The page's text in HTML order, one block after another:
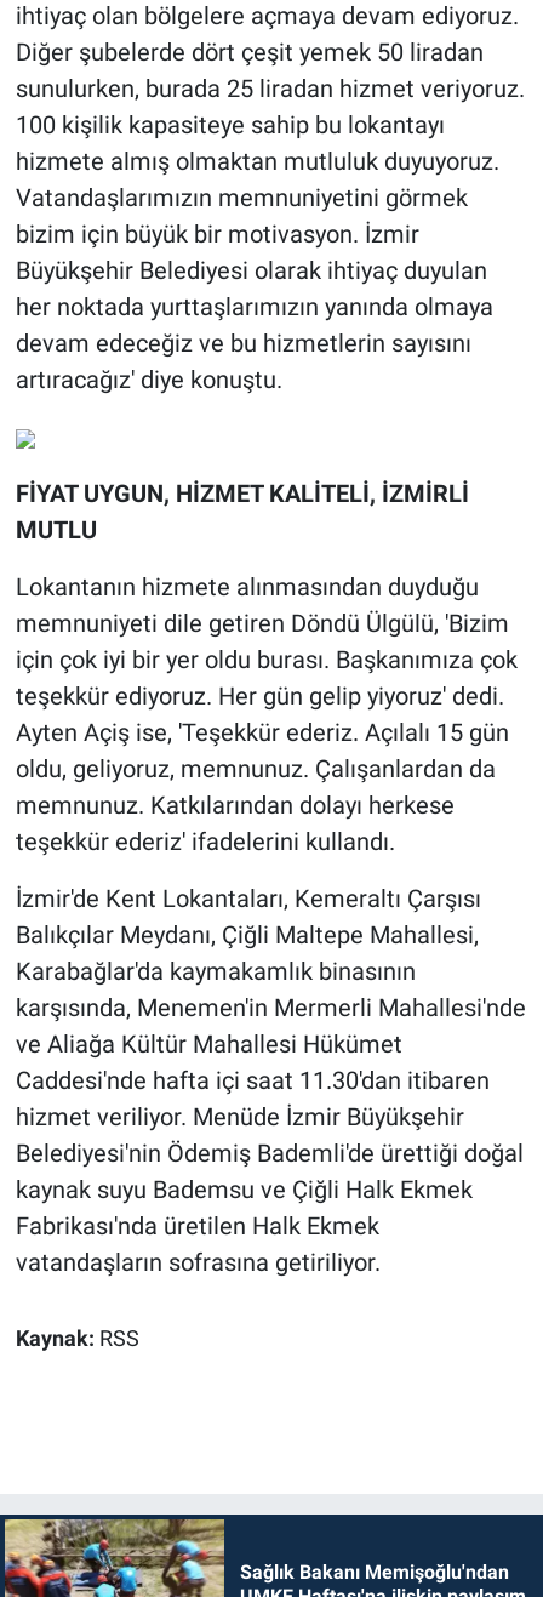
ihtiyaç olan bölgelere açmaya devam ediyoruz.
Diğer şubelerde dört çeşit yemek 50 liradan
sunulurken, burada 25 liradan hizmet veriyoruz.
100 kişilik kapasiteye sahip bu lokantayı
hizmete almış olmaktan mutluluk duyuyoruz.
Vatandaşlarımızın memnuniyetini görmek
bizim için büyük bir motivasyon. İzmir
Büyükşehir Belediyesi olarak ihtiyaç duyulan
her noktada yurttaşlarımızın yanında olmaya
devam edeceğiz ve bu hizmetlerin sayısını
artıracağız' diye konuştu.
FİYAT UYGUN, HİZMET KALİTELİ, İZMİRLİ
MUTLU
Lokantanın hizmete alınmasından duyduğu
memnuniyeti dile getiren Döndü Ülgülü, 'Bizim
için çok iyi bir yer oldu burası. Başkanımıza çok
teşekkür ediyoruz. Her gün gelip yiyoruz' dedi.
Ayten Açiş ise, 'Teşekkür ederiz. Açılalı 15 gün
oldu, geliyoruz, memnunuz. Çalışanlardan da
memnunuz. Katkılarından dolayı herkese
teşekkür ederiz' ifadelerini kullandı.
İzmir'de Kent Lokantaları, Kemeraltı Çarşısı
Balıkçılar Meydanı, Çiğli Maltepe Mahallesi,
Karabağlar'da kaymakamlık binasının
karşısında, Menemen'in Mermerli Mahallesi'nde
ve Aliağa Kültür Mahallesi Hükümet
Caddesi'nde hafta içi saat 11.30'dan itibaren
hizmet veriliyor. Menüde İzmir Büyükşehir
Belediyesi'nin Ödemiş Bademli'de ürettiği doğal
kaynak suyu Bademsu ve Çiğli Halk Ekmek
Fabrikası'nda üretilen Halk Ekmek
vatandaşların sofrasına getiriliyor.
Kaynak: RSS
Sağlık Bakanı Memişoğlu'ndan